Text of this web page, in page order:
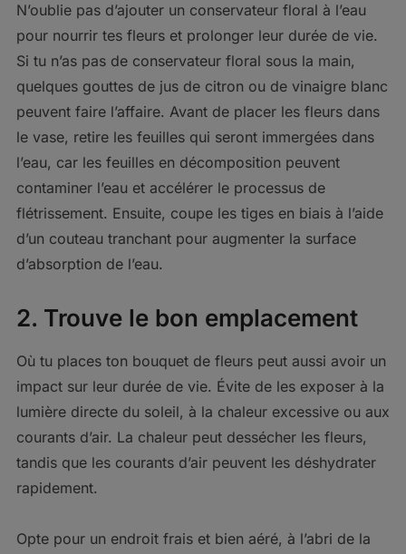
N’oublie pas d’ajouter un conservateur floral à l’eau
pour nourrir tes fleurs et prolonger leur durée de vie.
Si tu n’as pas de conservateur floral sous la main,
quelques gouttes de jus de citron ou de vinaigre blanc
peuvent faire l’affaire. Avant de placer les fleurs dans
le vase, retire les feuilles qui seront immergées dans
l’eau, car les feuilles en décomposition peuvent
contaminer l’eau et accélérer le processus de
flétrissement. Ensuite, coupe les tiges en biais à l’aide
d’un couteau tranchant pour augmenter la surface
d’absorption de l’eau.
2. Trouve le bon emplacement
Où tu places ton bouquet de fleurs peut aussi avoir un
impact sur leur durée de vie. Évite de les exposer à la
lumière directe du soleil, à la chaleur excessive ou aux
courants d’air. La chaleur peut dessécher les fleurs,
tandis que les courants d’air peuvent les déshydrater
rapidement.
Opte pour un endroit frais et bien aéré, à l’abri de la